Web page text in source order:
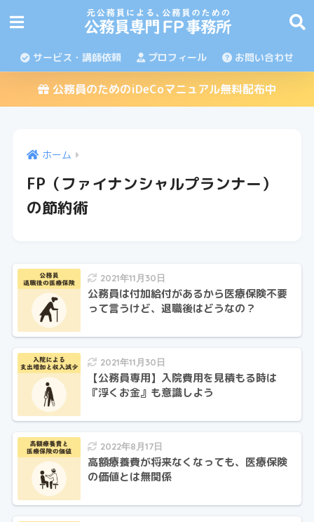
サービス・講師依頼 プロフィール お問い合わせ
公務員のためのiDeCoマニュアル無料配布中
ホーム
FP（ファイナンシャルプランナー）
の節約術
2021年11月30日
公務員は付加給付があるから医療保険不要
って言うけど、退職後はどうなの？
2021年11月30日
【公務員専用】入院費用を見積もる時は
『浮くお金』も意識しよう
2022年8月17日
高額療養費が将来なくなっても、医療保険
の価値とは無関係